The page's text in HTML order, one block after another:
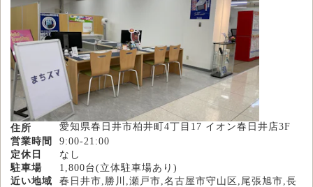
住所
愛知県春日井市柏井町4丁目17 イオン春日井店3F
営業時間
9:00-21:00
定休日
なし
駐車場
1,800台(立体駐車場あり)
近い地域
春日井市,勝川,瀬戸市,名古屋市守山区,尾張旭市,長